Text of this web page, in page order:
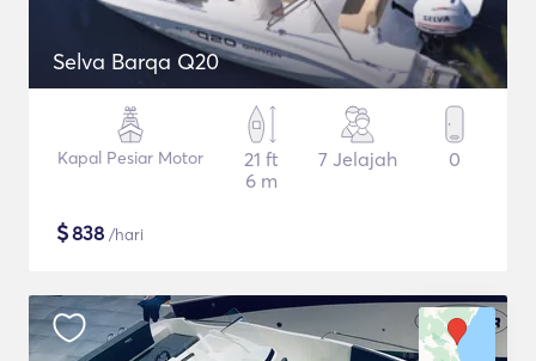
Selva Barqa Q20
Kapal Pesiar Motor
21 ft
6 m
7 Jelajah 0
$838 /hari